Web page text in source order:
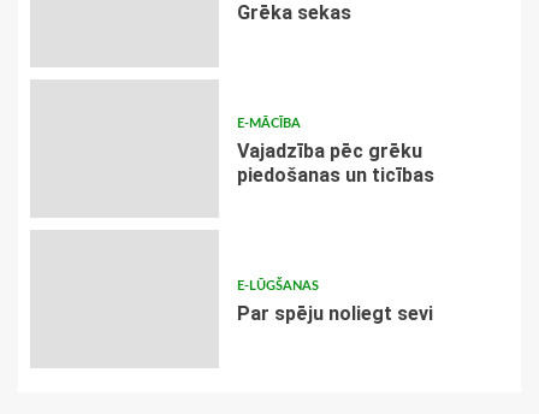
Grēka sekas
E-MĀCĪBA
Vajadzība pēc grēku
piedošanas un ticības
E-LŪGŠANAS
Par spēju noliegt sevi